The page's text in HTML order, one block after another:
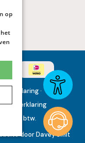
·
btw.
doorDavey Smit
op